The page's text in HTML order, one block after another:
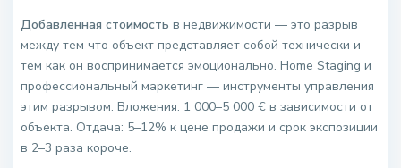
Добавленная стоимость в недвижимости — это разрыв
между тем что объект представляет собой технически и
тем как он воспринимается эмоционально. Home Staging и
профессиональный маркетинг — инструменты управления
этим разрывом. Вложения: 1 000–5 000 € в зависимости от
объекта. Отдача: 5–12% к цене продажи и срок экспозиции
в 2–3 раза короче.